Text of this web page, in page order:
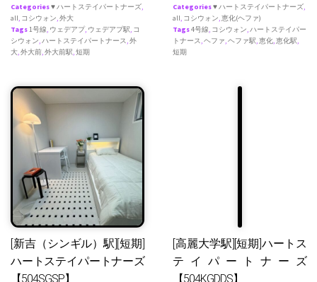
Categories♥ ハートステイパートナーズ,
all, コシウォン,外大
Tags1号線, ウェデアプ, ウェデアプ駅, コ
シウォン,ハートステイパートナース,外
大,外大前,外大前駅,短期
Categories♥ ハートステイパートナーズ,
all, コシウォン,恵化(ヘファ)
Tags4号線, コシウォン,ハートステイパー
トナース,ヘファ,ヘファ駅,恵化,恵化駅,
短期
[新吉（シンギル）駅][短期]
ハートステイパートナーズ
【504SGSP】
[高麗大学駅][短期]ハートス
テイパートナーズ
【504KGDDS】